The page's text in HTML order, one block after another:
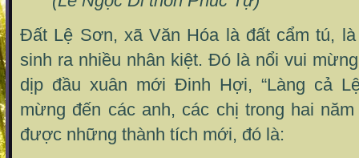
Đất Lệ Sơn, xã Văn Hóa là đất cẩm tú,
sinh ra nhiều nhân kiệt. Đó là nổi vui
dịp đầu xuân mới Đinh Hợi, “Làng cả
mừng đến các anh, các chị trong hai
được những thành tích mới, đó là: